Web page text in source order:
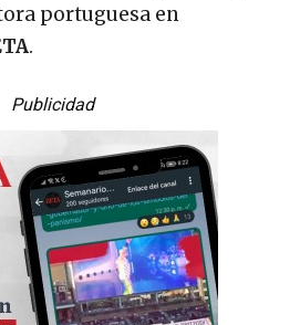
portuguesa en
.
Publicidad